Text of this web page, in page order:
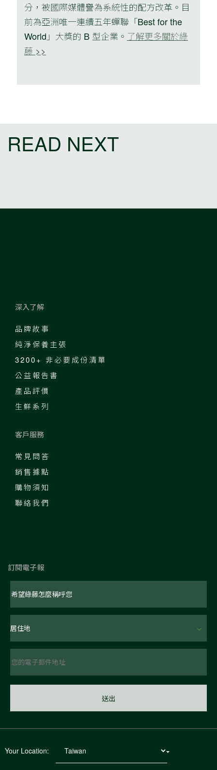
分，被國際媒體譽為系統性的配方改革。目
前為亞洲唯一連續五年蟬聯「Best for the
World」大獎的 B 型企業。 了解更多關於綠
藤 >>
READ NEXT
深入了解
品牌故事
純淨保養主張
3200+ 非必要成份清單
公益報告書
產品評價
生鮮系列
客戶服務
常見問答
銷售據點
購物須知
聯絡我們
訂閱電子報
Your Location: